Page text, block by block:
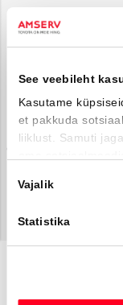
See veebileht
Kasutame
et pakkuda
liiklust. Samuti
võivad seda
esitanud või mida
valik
Vajalik
Statistika